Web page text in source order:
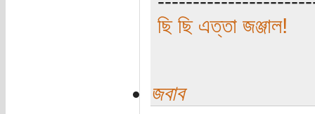
ছি ছি এত্তা জঞ্জাল!
জবাব